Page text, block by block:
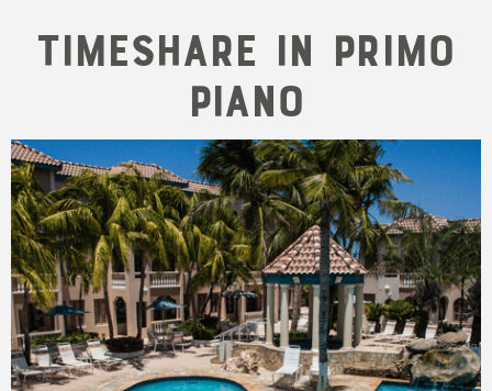
Timeshare in primo
piano